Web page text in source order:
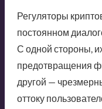
Регуляторы
постоянном
С одной стороны,
предотвращения
другой —
оттоку